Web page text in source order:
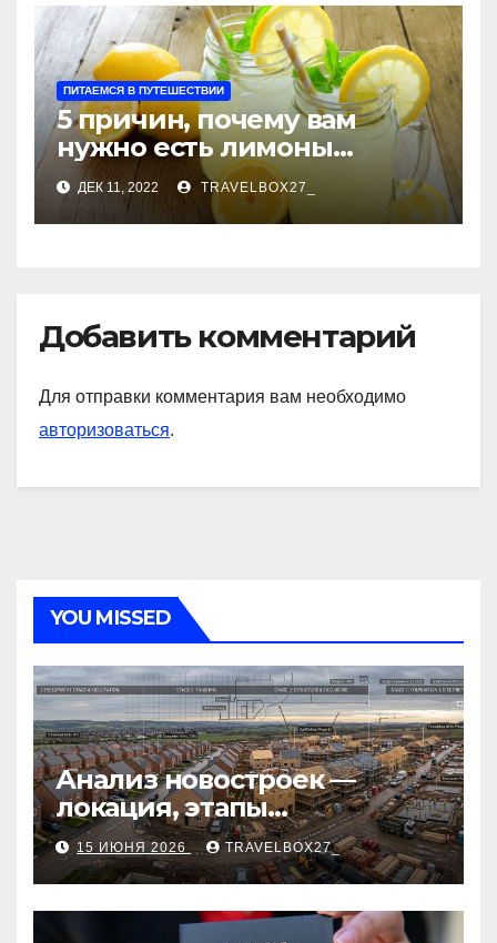
ПИТАЕМСЯ В ПУТЕШЕСТВИИ
5 причин, почему вам
нужно есть лимоны
каждый день
ДЕК 11, 2022 TRAVELBOX27_
Добавить комментарий
Для отправки комментария вам необходимо
авторизоваться.
YOU MISSED
Анализ новостроек —
локация, этапы
строительства, проверка
застройщика, сценарии
оформления сделки и
рыночные ориентиры
15 ИЮНЯ 2026 TRAVELBOX27_